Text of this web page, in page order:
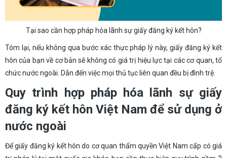
Tại sao cần hợp pháp hóa lãnh sự giấy đăng ký kết hôn?
Tóm lại, nếu không qua bước xác thực pháp lý này, giấy đăng ký kết
hôn của bạn về cơ bản sẽ không có giá trị hiệu lực tại các cơ quan, tổ
chức nước ngoài. Dẫn đến việc mọi thủ tục liên quan đều bị đình trệ.
Quy trình hợp pháp hóa lãnh sự giấy
đăng ký kết hôn Việt Nam để sử dụng ở
nước ngoài
Để giấy đăng ký kết hôn do cơ quan thẩm quyền Việt Nam cấp có giá